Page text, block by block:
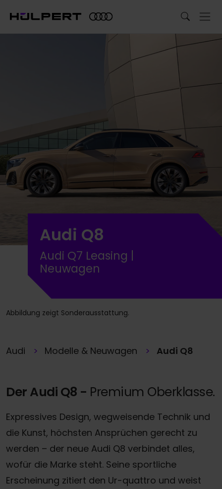
Audi Q8
Audi Q7 Leasing |
Neuwagen
Abbildung zeigt Sonderausstattung.
Audi Modelle & Neuwagen Audi Q8
Der Audi Q8 - Premium Oberklasse.
Expressives Design, wegweisende Technik und
die Kunst, höchsten Ansprüchen gerecht zu
werden – der neue Audi Q8 verbindet alles,
wofür die Marke steht. Seine sportliche
Erscheinung zitiert den Ur-quattro und weist